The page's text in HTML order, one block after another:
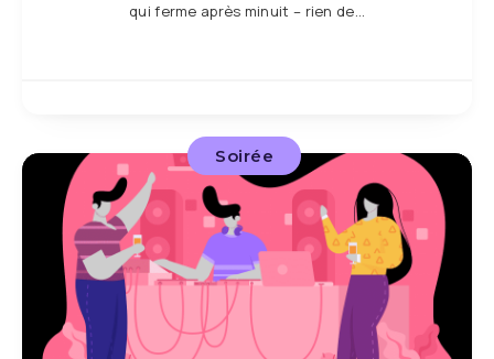
qui ferme après minuit – rien de…
Soirée